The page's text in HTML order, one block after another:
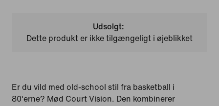
Udsolgt:
Dette produkt er ikke tilgængeligt i øjeblikket
Er du vild med old-school stil fra basketball i
80'erne? Mød Court Vision. Den kombinerer